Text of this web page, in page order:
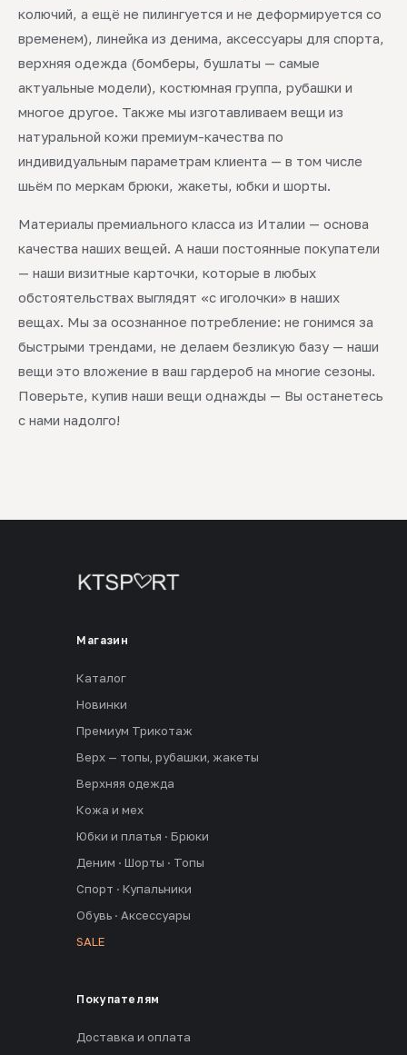
колючий, а ещё не пилингуется и не деформируется со
временем), линейка из денима, аксессуары для спорта,
верхняя одежда (бомберы, бушлаты — самые
актуальные модели), костюмная группа, рубашки и
многое другое. Также мы изготавливаем вещи из
натуральной кожи премиум-качества по
индивидуальным параметрам клиента — в том числе
шьём по меркам брюки, жакеты, юбки и шорты.
Материалы премиального класса из Италии — основа
качества наших вещей. А наши постоянные покупатели
— наши визитные карточки, которые в любых
обстоятельствах выглядят «с иголочки» в наших
вещах. Мы за осознанное потребление: не гонимся за
быстрыми трендами, не делаем безликую базу — наши
вещи это вложение в ваш гардероб на многие сезоны.
Поверьте, купив наши вещи однажды — Вы останетесь
с нами надолго!
Магазин
Каталог
Новинки
Премиум Трикотаж
Верх — топы, рубашки, жакеты
Верхняя одежда
Кожа и мех
Юбки и платья · Брюки
Деним · Шорты · Топы
Спорт · Купальники
Обувь · Аксессуары
SALE
Покупателям
Доставка и оплата